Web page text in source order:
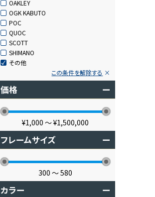
OAKLEY
OGK KABUTO
POC
QUOC
SCOTT
SHIMANO
その他
この条件を解除する
価格 ー
¥1,000 〜¥1,500,000
フレームサイズ ー
300 〜580
カラー ー